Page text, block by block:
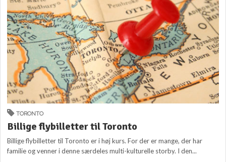
TORONTO
Billige flybilletter til Toronto
Billige flybilletter til Toronto er i høj kurs. For der er mange, der har
familie og venner i denne særdeles multi-kulturelle storby. I den...